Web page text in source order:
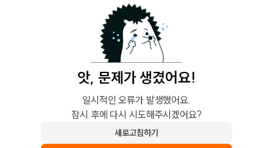
앗, 문제가 생겼어요!
일시적인 오류가 발생했어요.
잠시 후에 다시 시도해주시겠어요?
새로고침하기